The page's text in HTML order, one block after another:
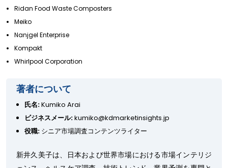
Ridan Food Waste Composters
Meiko
Nanjgel Enterprise
Kompakt
Whirlpool Corporation
著者について
氏名:Kumiko Arai
ビジネスメール:kumiko@kdmarketinsights.jp
役職: シニア市場調査コンテンツライター
新井久美子は、日本および世界市場における市場インテリジ